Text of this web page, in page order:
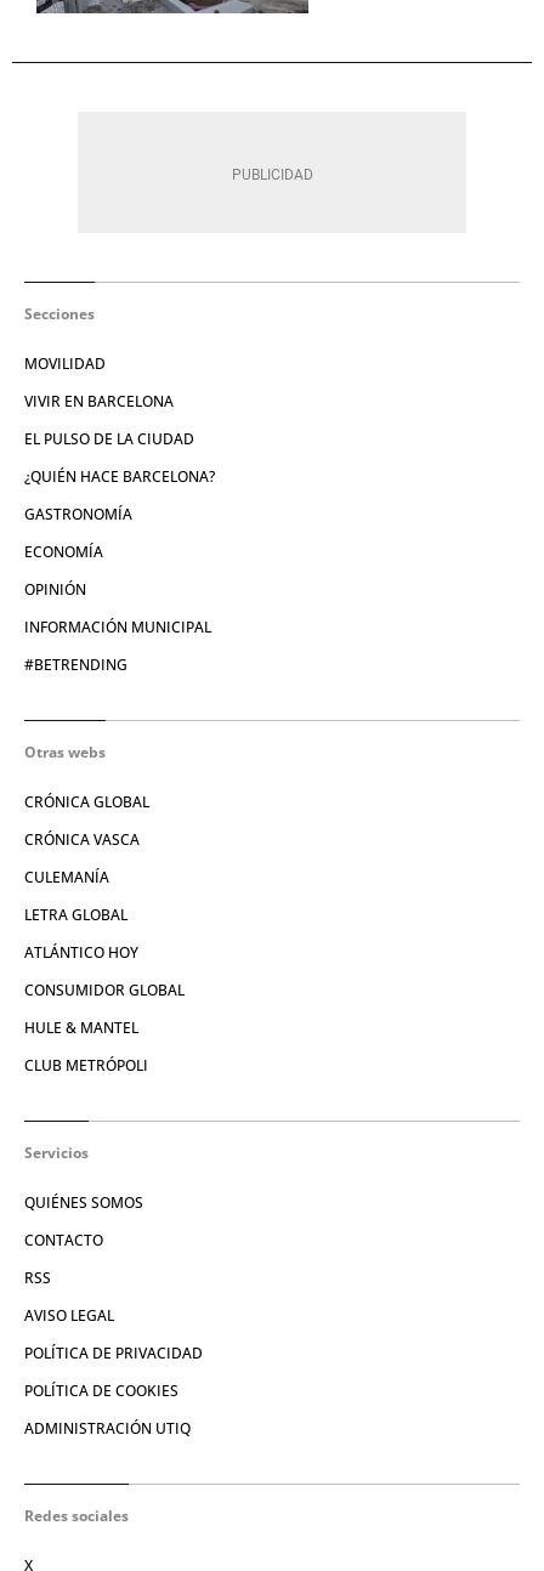
Secciones
MOVILIDAD
VIVIR EN BARCELONA
EL PULSO DE LA CIUDAD
¿QUIÉN HACE BARCELONA?
GASTRONOMÍA
ECONOMÍA
OPINIÓN
INFORMACIÓN MUNICIPAL
#BETRENDING
Otras webs
CRÓNICA GLOBAL
CRÓNICA VASCA
CULEMANÍA
LETRA GLOBAL
ATLÁNTICO HOY
CONSUMIDOR GLOBAL
HULE & MANTEL
CLUB METRÓPOLI
Servicios
QUIÉNES SOMOS
CONTACTO
RSS
AVISO LEGAL
POLÍTICA DE PRIVACIDAD
POLÍTICA DE COOKIES
ADMINISTRACIÓN UTIQ
Redes sociales
X